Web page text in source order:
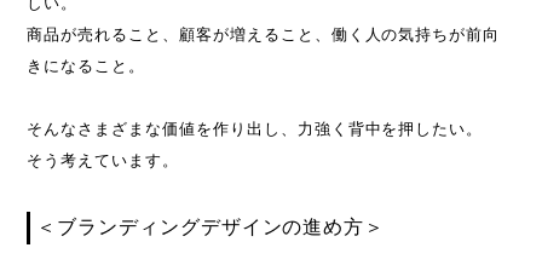
商品が売れること、顧客が増えること、働く人の気持ちが前向
きになること。
そんなさまざまな価値を作り出し、力強く背中を押したい。
そう考えています。
＜ブランディングデザインの進め方＞